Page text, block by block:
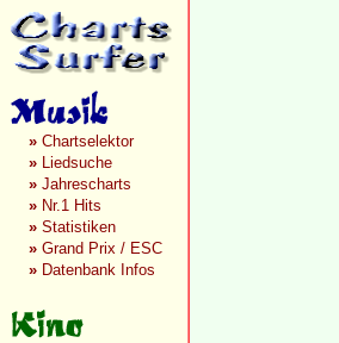
» Chartselektor
» Liedsuche
» Jahrescharts
» Nr.1 Hits
» Statistiken
» Grand Prix / ESC
» Datenbank Infos